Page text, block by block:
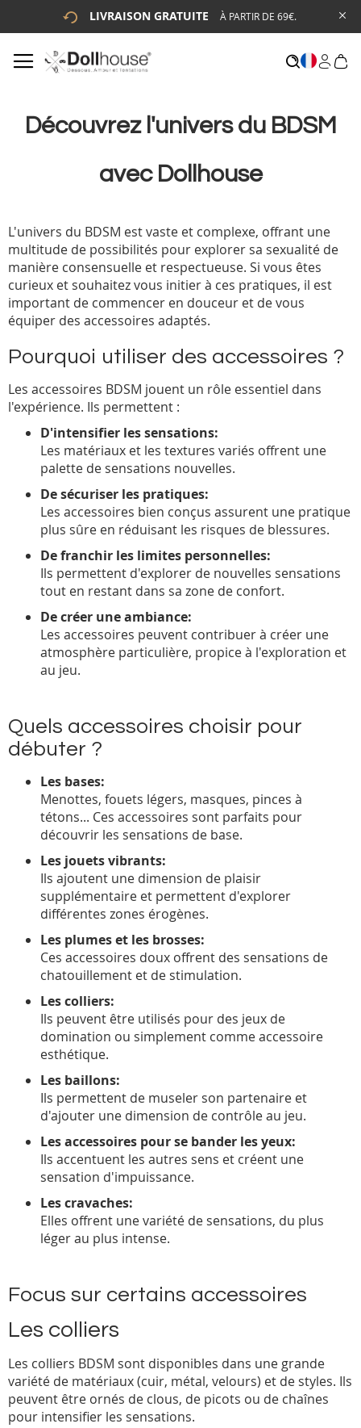
LIVRAISON GRATUITE
À PARTIR DE 69€.
# ENTREZ AU MOINS 3 CARACTÈRES POUR LANCER LA
# APPUYEZ SUR LA TOUCHE "ENTRER" POUR LANCER LA
RECHERCHE
Découvrez l'univers du BDSM
avec Dollhouse
L'univers du BDSM est vaste et complexe, offrant une
multitude de possibilités pour explorer sa sexualité de
manière consensuelle et respectueuse. Si vous êtes
curieux et souhaitez vous initier à ces pratiques, il est
important de commencer en douceur et de vous
équiper des accessoires adaptés.
Pourquoi utiliser des accessoires ?
Les accessoires BDSM jouent un rôle essentiel dans
l'expérience. Ils permettent :
D'intensifier les sensations:
Les matériaux et les textures variés offrent une
palette de sensations nouvelles.
De sécuriser les pratiques:
Les accessoires bien conçus assurent une pratique
plus sûre en réduisant les risques de blessures.
De franchir les limites personnelles:
Ils permettent d'explorer de nouvelles sensations
tout en restant dans sa zone de confort.
De créer une ambiance:
Les accessoires peuvent contribuer à créer une
atmosphère particulière, propice à l'exploration et
au jeu.
Quels accessoires choisir pour
débuter ?
Les bases:
Menottes, fouets légers, masques, pinces à
tétons... Ces accessoires sont parfaits pour
découvrir les sensations de base.
Les jouets vibrants:
Ils ajoutent une dimension de plaisir
supplémentaire et permettent d'explorer
différentes zones érogènes.
Les plumes et les brosses:
Ces accessoires doux offrent des sensations de
chatouillement et de stimulation.
Les colliers:
Ils peuvent être utilisés pour des jeux de
domination ou simplement comme accessoire
esthétique.
Les baillons:
Ils permettent de museler son partenaire et
d'ajouter une dimension de contrôle au jeu.
Les accessoires pour se bander les yeux:
Ils accentuent les autres sens et créent une
sensation d'impuissance.
Les cravaches:
Elles offrent une variété de sensations, du plus
léger au plus intense.
Focus sur certains accessoires
Les colliers
Les colliers BDSM sont disponibles dans une grande
variété de matériaux (cuir, métal, velours) et de styles. Ils
peuvent être ornés de clous, de picots ou de chaînes
pour intensifier les sensations.